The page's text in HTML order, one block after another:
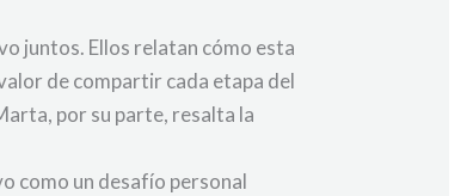
juntos. Ellos relatan cómo esta
de compartir cada etapa del
por su parte, resalta la
como un desafío personal